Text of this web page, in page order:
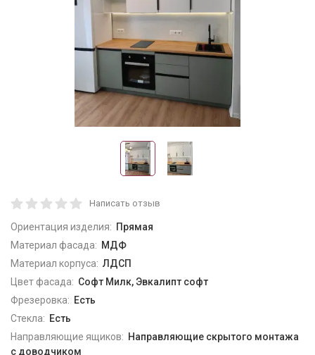
Написать отзыв
Ориентация изделия: Прямая
Материал фасада: МДФ
Материал корпуса: ЛДСП
Цвет фасада: Софт Милк, Эвкалипт софт
Фрезеровка: Есть
Стекла: Есть
Направляющие ящиков: Направляющие скрытого монтажа
с доводчиком